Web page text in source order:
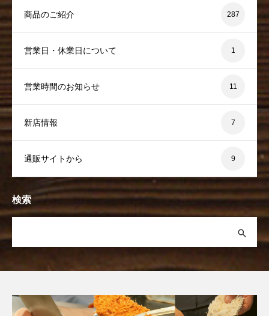
商品のご紹介 287
営業日・休業日について 1
営業時間のお知らせ 11
新店情報 7
通販サイトから 9
検索